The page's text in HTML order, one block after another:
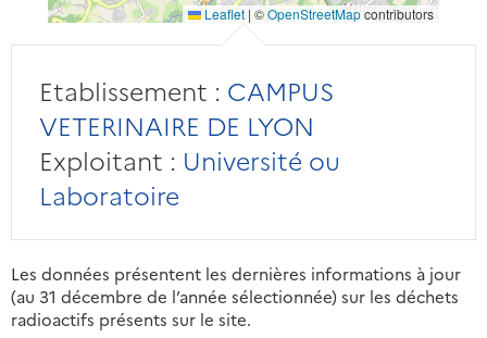
Leaflet | ©OpenStreetMapcontributors
Etablissement : CAMPUS
VETERINAIRE DE LYON
Exploitant : Université ou
Laboratoire
Les données présentent les dernières informations à jour
(au 31 décembre de l’année sélectionnée) sur les déchets
radioactifs présents sur le site.